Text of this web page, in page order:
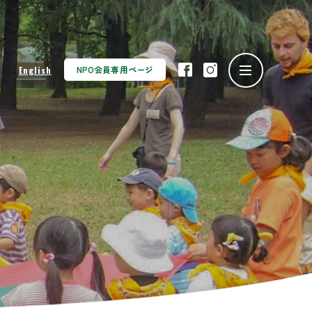
English NPO会員専用ページ